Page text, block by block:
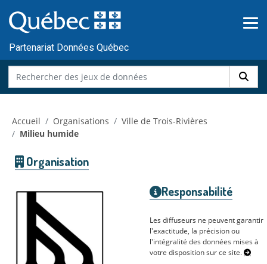
au
contenu
Partenariat Données Québec
Accueil Organisations
Ville de Trois-Rivières
Milieu humide
Organisation
Responsabilité
Les diffuseurs ne peuvent garantir
l'exactitude, la précision ou
l'intégralité des données mises à
votre disposition sur ce site.